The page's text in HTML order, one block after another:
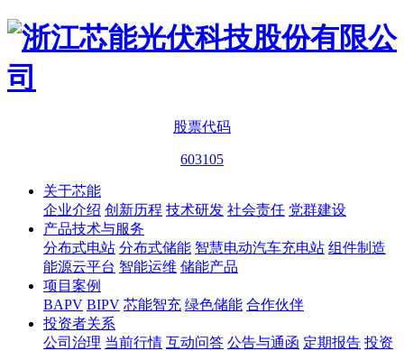
股票代码
603105
关于芯能
企业介绍 创新历程 技术研发 社会责任 党群建设
产品技术与服务
分布式电站 分布式储能 智慧电动汽车充电站 组件制造
能源云平台 智能运维 储能产品
项目案例
BAPV BIPV 芯能智充 绿色储能 合作伙伴
投资者关系
公司治理 当前行情 互动问答 公告与通函 定期报告 投资